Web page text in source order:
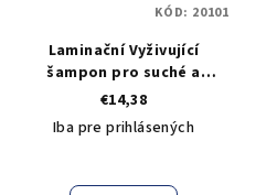
Laminační Vyživující
šampon pro suché a
poškozené vlasy Togethair
Natural Glossy Shampoo
250 ml
€14,38
Iba pre prihlásených
KÓD: 20101